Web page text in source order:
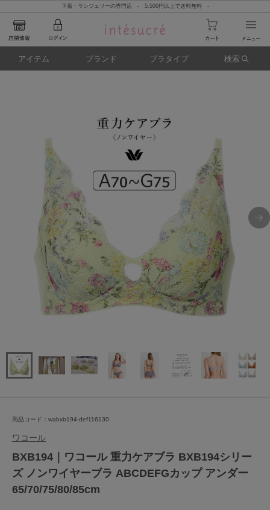
下着・ランジェリーの専門店 - 5,500円以上で送料無料 -
アイテム ブランド ブラタイプ 検索
商品コード：wabxb194-def116130
ワコール
BXB194｜ワコール 重力ケアブラ BXB194シリー
ズ ノンワイヤーブラ ABCDEFGカップ アンダー
65/70/75/80/85cm